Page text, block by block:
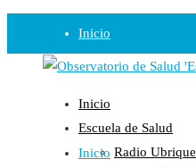
Inicio
Observatorio
Opinión
Radio
Inicio
Escuela de Salud
Radio Ubrique
Inicio